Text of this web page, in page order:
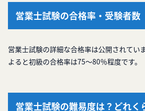
営業士試験の合格率・受験者数
営業士試験の詳細な合格率は公開されてい
よると初級の合格率は75～80％程度です。
営業士試験の難易度は？どれく